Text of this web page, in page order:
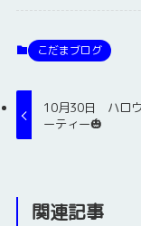
こだまブログ
10月30日 ハロ
ーティー🎃
関連記事